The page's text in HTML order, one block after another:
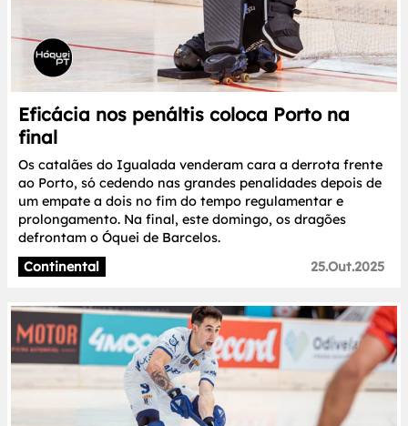
Eficácia nos penáltis coloca Porto na
final
Os catalães do Igualada venderam cara a derrota frente
ao Porto, só cedendo nas grandes penalidades depois de
um empate a dois no fim do tempo regulamentar e
prolongamento. Na final, este domingo, os dragões
defrontam o Óquei de Barcelos.
Continental
25.Out.2025